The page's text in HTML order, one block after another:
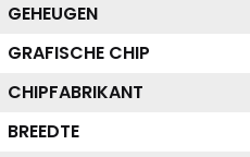
GEHEUGEN
GRAFISCHE CHIP
CHIPFABRIKANT
BREEDTE